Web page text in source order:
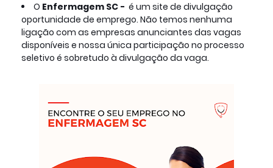
O Enfermagem SC - é um site de divulgação
oportunidade de emprego. Não temos nenhuma
ligação com as empresas anunciantes das vagas
disponíveis e nossa única participação no processo
seletivo é sobretudo à divulgação da vaga.